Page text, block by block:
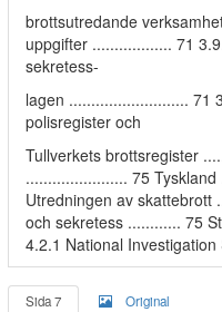
brottsutredande
uppgifter .................. 71
sekretess-
lagen ........................... 71
polisregister och
Tullverkets brottsregister
....................... 75
Utredningen av skattebrott
och sekretess ............ 75
4.2.1 National
Sida 7 Original